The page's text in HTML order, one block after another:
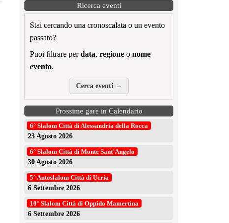
Ricerca eventi
Stai cercando una cronoscalata o un evento
passato?
Puoi filtrare perdata, regione o nome
evento.
Cerca eventi →
Prossime gare in Calendario
6° Slalom Città di Alessandria della Rocca
23 Agosto 2026
6° Slalom Città di Monte Sant’Angelo
30 Agosto 2026
5° Autoslalom Città di Ucria
6 Settembre 2026
10° Slalom Città di Oppido Mamertina
6 Settembre 2026